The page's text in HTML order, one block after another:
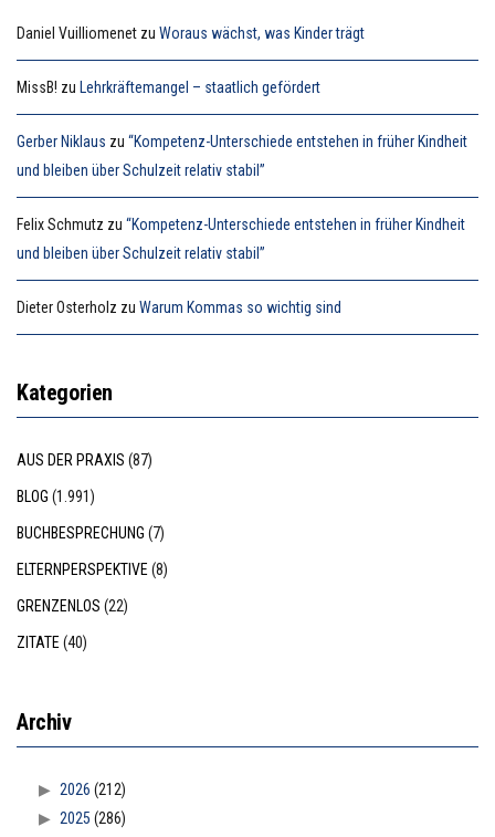
Daniel Vuilliomenet zu Woraus wächst, was Kinder trägt
MissB! zu Lehrkräftemangel – staatlich gefördert
Gerber Niklaus zu “Kompetenz-Unterschiede entstehen in früher Kindheit
und bleiben über Schulzeit relativ stabil”
Felix Schmutz zu “Kompetenz-Unterschiede entstehen in früher Kindheit
und bleiben über Schulzeit relativ stabil”
Dieter Osterholz zu Warum Kommas so wichtig sind
Kategorien
AUS DER PRAXIS (87)
BLOG (1.991)
BUCHBESPRECHUNG (7)
ELTERNPERSPEKTIVE(8)
GRENZENLOS (22)
ZITATE(40)
Archiv
2026 (212)
2025 (286)